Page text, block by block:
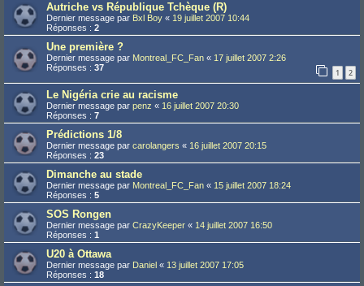
Autriche vs République Tchèque (R)
Dernier message par Bxl Boy « 19 juillet 2007 10:44
Réponses : 2
Une première ?
Dernier message par Montreal_FC_Fan « 17 juillet 2007 2:26
Réponses : 37 1 2
Le Nigéria crie au racisme
Dernier message par penz « 16 juillet 2007 20:30
Réponses : 7
Prédictions 1/8
Dernier message par carolangers « 16 juillet 2007 20:15
Réponses : 23
Dimanche au stade
Dernier message par Montreal_FC_Fan « 15 juillet 2007 18:24
Réponses : 5
SOS Rongen
Dernier message par CrazyKeeper « 14 juillet 2007 16:50
Réponses : 1
U20 à Ottawa
Dernier message par Daniel « 13 juillet 2007 17:05
Réponses : 18